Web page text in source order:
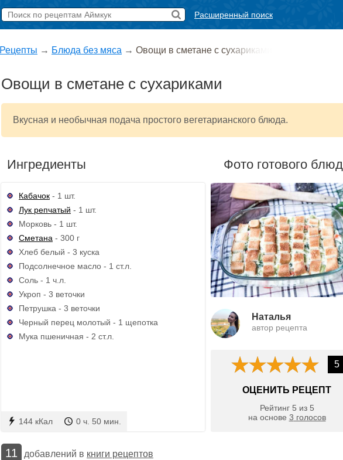
Расширенный поиск
Рецепты → Блюда без мяса → Овощи в сметане с сухариками
Овощи в сметане с сухариками
Вкусная и необычная подача простого вегетарианского блюда.
Ингредиенты
Кабачок - 1 шт.
Лук репчатый - 1 шт.
Морковь - 1 шт.
Сметана - 300 г
Хлеб белый - 3 куска
Подсолнечное масло - 1 ст.л.
Соль - 1 ч.л.
Укроп - 3 веточки
Петрушка - 3 веточки
Черный перец молотый - 1 щепотка
Мука пшеничная - 2 ст.л.
144 кКал 0 ч. 50 мин.
Фото готового
Наталья
автор рецепта
5
ОЦЕНИТЬ РЕЦЕПТ
Рейтинг 5 из 5
на основе 3 голосов
11 добавлений в книги рецептов